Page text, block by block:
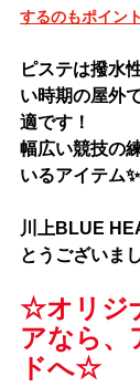
するのもポイント
ピステは撥水
い時期の屋外
適です！
幅広い競技の
いるアイテム✨
川上BLUE
とうございま
☆オリジ
アなら、
ドへ☆